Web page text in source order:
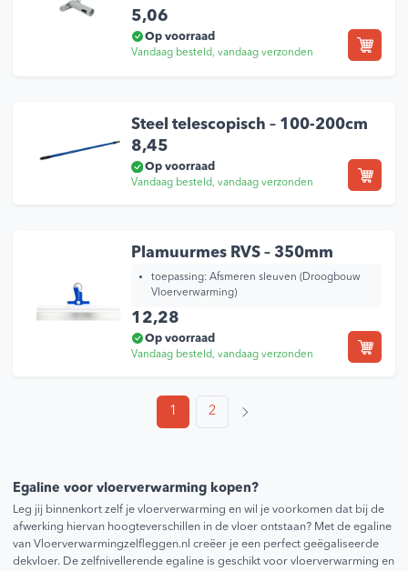
5,06
Op voorraad
Vandaag besteld, vandaag verzonden
Steel telescopisch – 100-200cm
8,45
Op voorraad
Vandaag besteld, vandaag verzonden
Plamuurmes RVS – 350mm
toepassing: Afsmeren sleuven (Droogbouw
Vloerverwarming)
12,28
Op voorraad
Vandaag besteld, vandaag verzonden
1 2
Egaline voor vloerverwarming kopen?
Leg jij binnenkort zelf je vloerverwarming en wil je voorkomen dat bij de
afwerking hiervan hoogteverschillen in de vloer ontstaan? Met de egaline
van Vloerverwarmingzelfleggen.nl creëer je een perfect geëgaliseerde
dekvloer. De zelfnivellerende egaline is geschikt voor vloerverwarming en